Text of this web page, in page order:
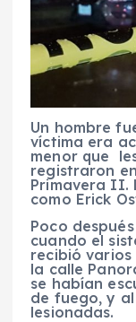
Un hombre
víctima era
menor que
registraron
Primavera II.
como Erick
Poco
cuando el
recibió
la calle
se habían
de fuego, y
lesionadas.